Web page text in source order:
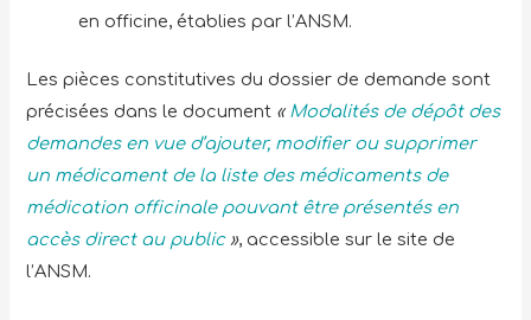
en officine, établies par l’ANSM.
Les pièces constitutives du dossier de demande sont
précisées dans le document « Modalités de dépôt des
demandes en vue d’ajouter, modifier ou supprimer
un médicament de la liste des médicaments de
médication officinale pouvant être présentés en
accès direct au public», accessible sur le site de
l’ANSM.